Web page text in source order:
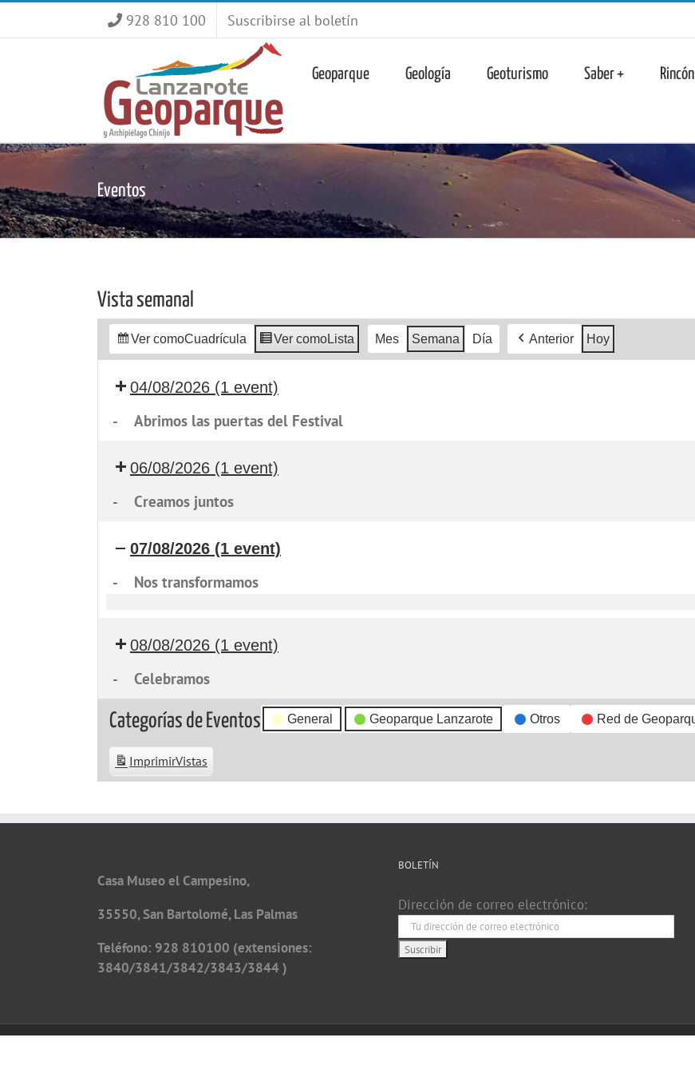
928 810 100 Suscribirse al boletín
Geoparque Geología Geoturismo Saber +
Eventos
Vista semanal
Ver comoCuadrícula Ver comoLista Mes Semana Día Anterior Hoy
04/08/2026 (1 event)
- Abrimos las puertas del Festival
06/08/2026 (1 event)
- Creamos juntos
07/08/2026 (1 event)
- Nos transformamos
08/08/2026 (1 event)
- Celebramos
Categorías de Eventos General Geoparque Lanzarote Otros Red de
ImprimirVistas
Casa Museo el Campesino,
35550, San Bartolomé, Las Palmas
Teléfono: 928 810100 (extensiones:
3840/3841/3842/3843/3844 )
BOLETÍN
Dirección de correo electrónico: